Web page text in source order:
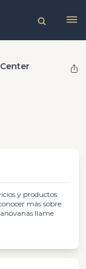
y productos
más sobre
llame